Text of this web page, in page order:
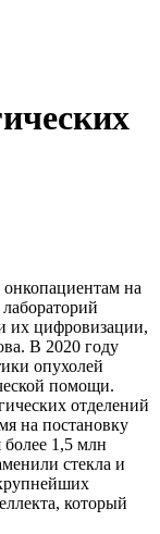
онкопациентам на
их цифровизации,
В 2020 году
опухолей
помощи.
отделений
на постановку
более 1,5 млн
стекла и
который